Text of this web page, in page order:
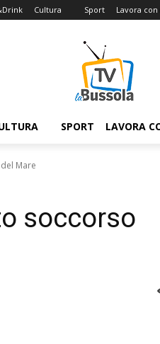
Cultura Sport Lavora con
SPORT LAVORA
Mare
soccorso